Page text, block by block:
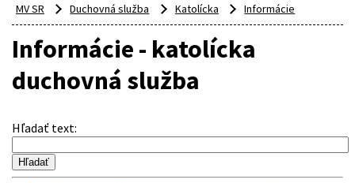
MV SR Duchovná služba Katolícka Informácie
Informácie - katolícka
duchovná služba
Hľadať text: